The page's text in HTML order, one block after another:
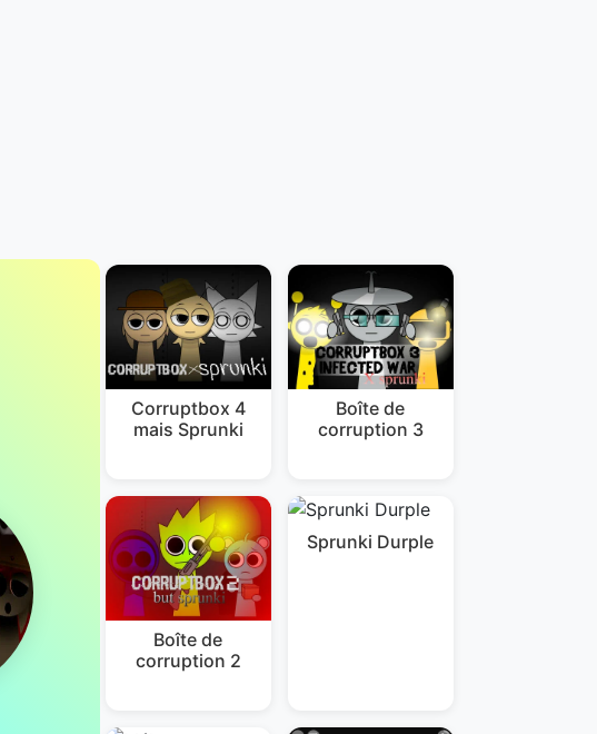
Corruptbox 4
mais Sprunki
Boîte de
corruption 3
Boîte de
corruption 2
Sprunki Durple